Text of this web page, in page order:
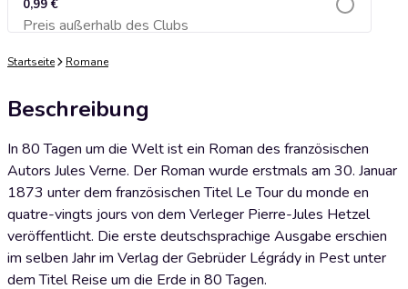
0,99 €
Preis außerhalb des ClubsZum Warenkorb hinzufügen
Startseite Romane
Beschreibung
In 80 Tagen um die Welt ist ein Roman des französischen
Autors Jules Verne. Der Roman wurde erstmals am 30. Januar
1873 unter dem französischen Titel Le Tour du monde en
quatre-vingts jours von dem Verleger Pierre-Jules Hetzel
veröffentlicht. Die erste deutschsprachige Ausgabe erschien
im selben Jahr im Verlag der Gebrüder Légrády in Pest unter
dem Titel Reise um die Erde in 80 Tagen.